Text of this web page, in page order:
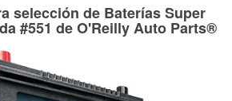
selección de Baterías Super
#551 de O'Reilly Auto Parts®